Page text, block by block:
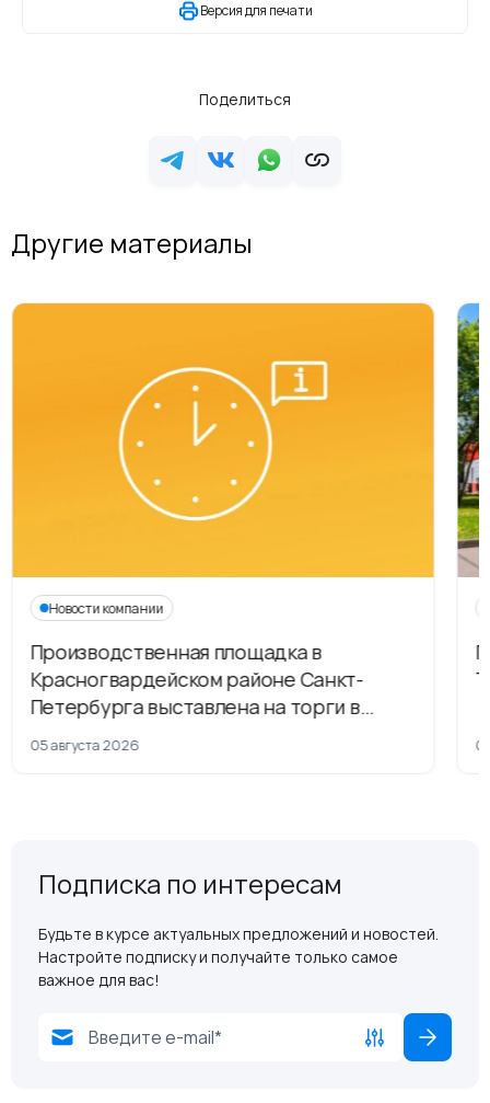
Версия для печати
Поделиться
Другие материалы
Новости компании
Производственная площадка в
Красногвардейском районе Санкт-
Петербурга выставлена на торги в
рамках приватизации
05 августа 2026
Подписка по интересам
Будьте в курсе актуальных предложений и новостей.
Настройте подписку и получайте только самое
важное для вас!